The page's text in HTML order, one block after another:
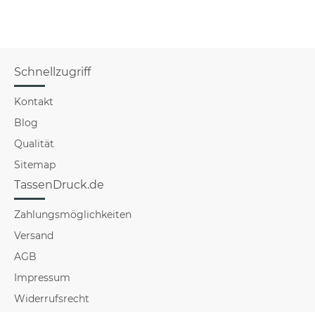
Schnellzugriff
Kontakt
Blog
Qualität
Sitemap
TassenDruck.de
Zahlungsmöglichkeiten
Versand
AGB
Impressum
Widerrufsrecht